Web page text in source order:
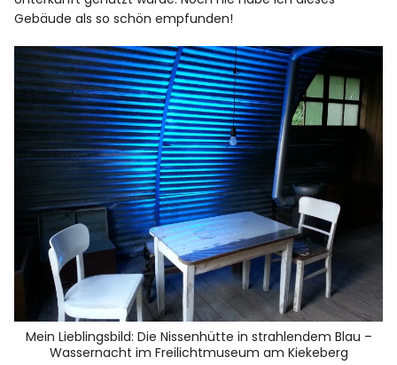
Gebäude als so schön empfunden!
Mein Lieblingsbild: Die Nissenhütte in strahlendem Blau –
Wassernacht im Freilichtmuseum am Kiekeberg